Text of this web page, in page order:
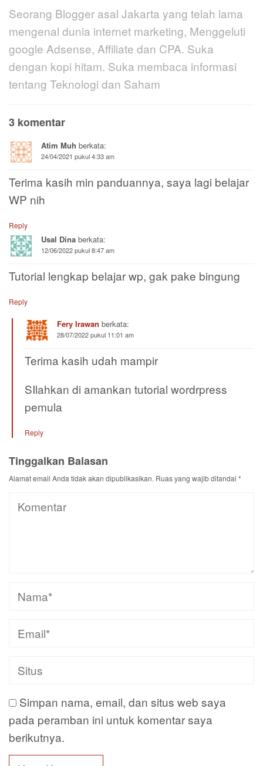
Seorang Blogger asal Jakarta yang telah lama
mengenal dunia internet marketing, Menggeluti
google Adsense, Affiliate dan CPA. Suka
dengan kopi hitam. Suka membaca informasi
tentang Teknologi dan Saham
3 komentar
Atim Muh berkata:
24/04/2021 pukul 4:33 am
Terima kasih min panduannya, saya lagi belajar
WP nih
Reply
Usal Dina berkata:
12/06/2022 pukul 8:47 am
Tutorial lengkap belajar wp, gak pake bingung
Reply
Fery Irawan berkata:
28/07/2022 pukul 11:01 am
Terima kasih udah mampir
SIlahkan di amankan tutorial wordrpress
pemula
Reply
Tinggalkan Balasan
Alamat email Anda tidak akan dipublikasikan. Ruas yang wajib ditandai *
Simpan nama, email, dan situs web saya
pada peramban ini untuk komentar saya
berikutnya.